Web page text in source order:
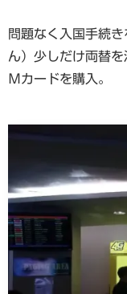
問題なく入国手続
ん）少しだけ両替
Ｍカードを購入。